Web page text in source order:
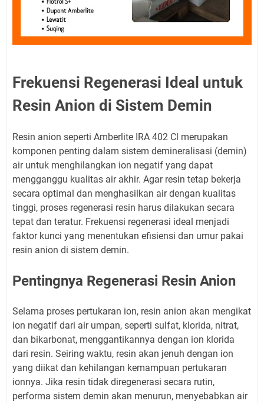
Frekuensi Regenerasi Ideal untuk
Resin Anion di Sistem Demin
Resin anion seperti Amberlite IRA 402 Cl merupakan
komponen penting dalam sistem demineralisasi (demin)
air untuk menghilangkan ion negatif yang dapat
mengganggu kualitas air akhir. Agar resin tetap bekerja
secara optimal dan menghasilkan air dengan kualitas
tinggi, proses regenerasi resin harus dilakukan secara
tepat dan teratur. Frekuensi regenerasi ideal menjadi
faktor kunci yang menentukan efisiensi dan umur pakai
resin anion di sistem demin.
Pentingnya Regenerasi Resin Anion
Selama proses pertukaran ion, resin anion akan mengikat
ion negatif dari air umpan, seperti sulfat, klorida, nitrat,
dan bikarbonat, menggantikannya dengan ion klorida
dari resin. Seiring waktu, resin akan jenuh dengan ion
yang diikat dan kehilangan kemampuan pertukaran
ionnya. Jika resin tidak diregenerasi secara rutin,
performa sistem demin akan menurun, menyebabkan air